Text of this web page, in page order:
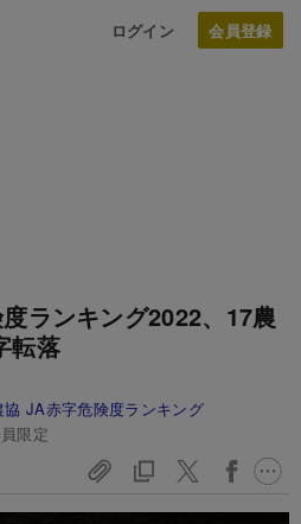
ログイン
ランキング2022、17農
転落
協 JA赤字危険度ランキング
限定